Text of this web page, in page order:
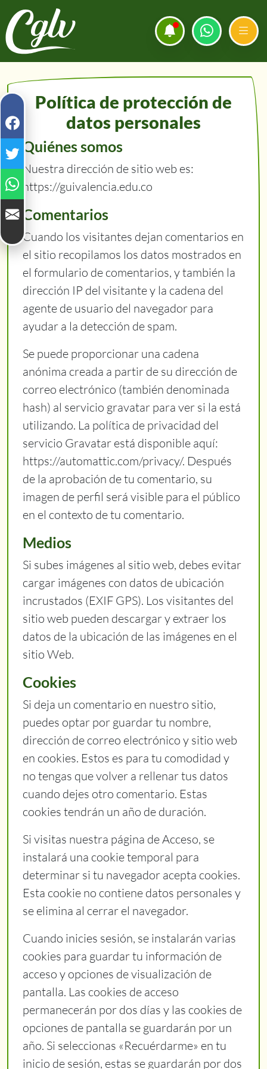
Política de protección de
datos personales
Quiénes somos
Nuestra dirección de sitio web es:
https://guivalencia.edu.co
Comentarios
Cuando los visitantes dejan comentarios en
el sitio recopilamos los datos mostrados en
el formulario de comentarios, y también la
dirección IP del visitante y la cadena del
agente de usuario del navegador para
ayudar a la detección de spam.
Se puede proporcionar una cadena
anónima creada a partir de su dirección de
correo electrónico (también denominada
hash) al servicio gravatar para ver si la está
utilizando. La política de privacidad del
servicio Gravatar está disponible aquí:
https://automattic.com/privacy/. Después
de la aprobación de tu comentario, su
imagen de perfil será visible para el público
en el contexto de tu comentario.
Medios
Si subes imágenes al sitio web, debes evitar
cargar imágenes con datos de ubicación
incrustados (EXIF GPS). Los visitantes del
sitio web pueden descargar y extraer los
datos de la ubicación de las imágenes en el
sitio Web.
Cookies
Si deja un comentario en nuestro sitio,
puedes optar por guardar tu nombre,
dirección de correo electrónico y sitio web
en cookies. Estos es para tu comodidad y
no tengas que volver a rellenar tus datos
cuando dejes otro comentario. Estas
cookies tendrán un año de duración.
Si visitas nuestra página de Acceso, se
instalará una cookie temporal para
determinar si tu navegador acepta cookies.
Esta cookie no contiene datos personales y
se elimina al cerrar el navegador.
Cuando inicies sesión, se instalarán varias
cookies para guardar tu información de
acceso y opciones de visualización de
pantalla. Las cookies de acceso
permanecerán por dos días y las cookies de
opciones de pantalla se guardarán por un
año. Si seleccionas «Recuérdarme» en tu
inicio de sesión, estas se guardarán por dos